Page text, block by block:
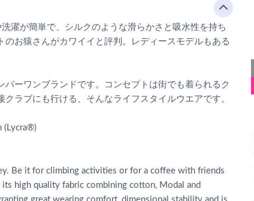
濯が簡単で、シルクのような滑らかさと吸水性を持ち
お猿さんがカワイイと評判。レディースモデルもある
ーワンブランドです。コンセプトは街でも着られるク
ラブにも行ける、そんなライフスタイルウエアです。
(Lycra®)
Be it for climbing activities or for a coffee with friends
high quality fabric combining cotton, Modal and